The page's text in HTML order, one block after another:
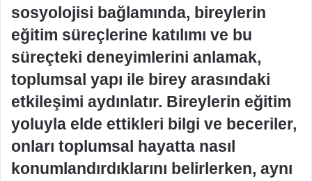
sosyolojisi bağlamında, bireylerin
eğitim süreçlerine katılımı ve bu
süreçteki deneyimlerini anlamak,
toplumsal yapı ile birey arasındaki
etkileşimi aydınlatır. Bireylerin eğitim
yoluyla elde ettikleri bilgi ve beceriler,
onları toplumsal hayatta nasıl
konumlandırdıklarını belirlerken, aynı